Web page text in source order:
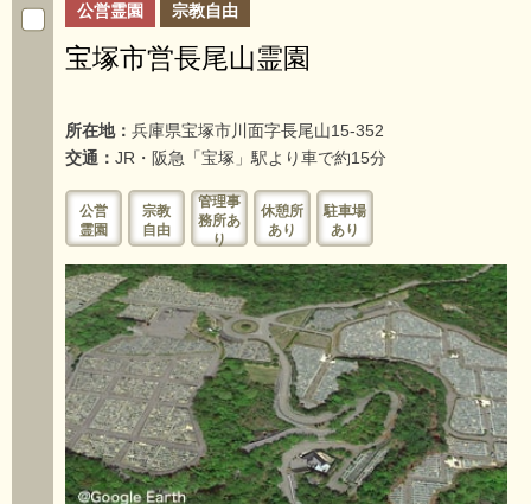
公営霊園 宗教自由
宝塚市営長尾山霊園
所在地： 兵庫県宝塚市川面字長尾山15-352
交通： JR・阪急「宝塚」駅より車で約15分
公営
霊園
宗教
自由
管理事
務所あ
り
休憩所
あり
駐車場
あり